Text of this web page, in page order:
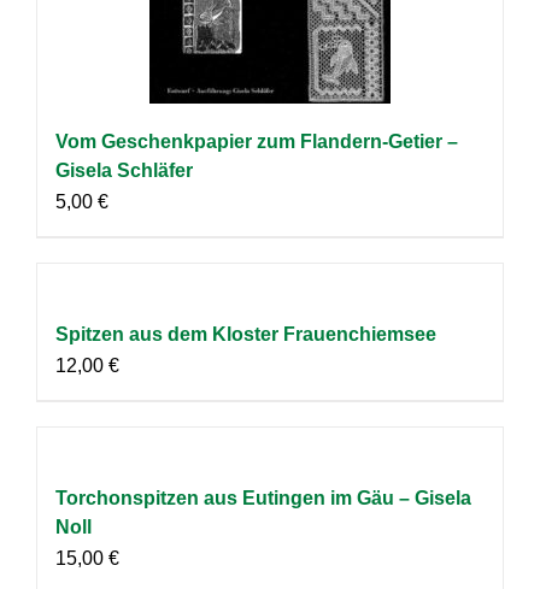
Vom Geschenkpapier zum Flandern-Getier –
Gisela Schläfer
5,00 €
Spitzen aus dem Kloster Frauenchiemsee
12,00 €
Torchonspitzen aus Eutingen im Gäu – Gisela
Noll
15,00 €